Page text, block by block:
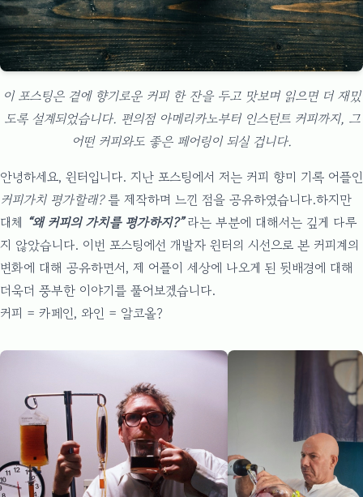
이 포스팅은 곁에 향기로운 커피 한 잔을 두고 맛보며 읽으면 더 재밌
도록 설계되었습니다. 편의점 아메리카노부터 인스턴트 커피까지, 그
어떤 커피와도 좋은 페어링이 되실 겁니다.
안녕하세요, 윈터입니다. 지난 포스팅에서 저는 커피 향미 기록 어플인
커피가치 평가할래?를 제작하며 느낀 점을 공유하였습니다.하지만
대체 “왜 커피의 가치를 평가하지?”라는 부분에 대해서는 깊게 다루
지 않았습니다. 이번 포스팅에선 개발자 윈터의 시선으로 본 커피계의
변화에 대해 공유하면서, 제 어플이 세상에 나오게 된 뒷배경에 대해
더욱더 풍부한 이야기를 풀어보겠습니다.
커피 = 카페인, 와인 = 알코올?